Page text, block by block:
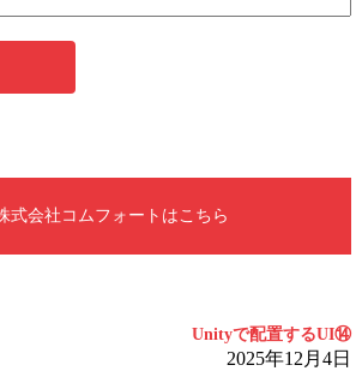
会社コムフォートはこちら
Unityで配置するUI⑭
2025年12月4日